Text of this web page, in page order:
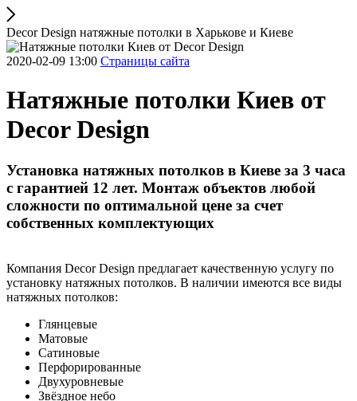
Decor Design натяжные потолки в Харькове и Киеве
2020-02-09 13:00 Страницы сайта
Натяжные потолки Киев от
Decor Design
Установка натяжных потолков в Киеве за 3 часа
с гарантией 12 лет. Монтаж объектов любой
сложности по оптимальной цене за счет
собственных комплектующих
Компания Decor Design предлагает качественную услугу по
установку натяжных потолков. В наличии имеются все виды
натяжных потолков:
Глянцевые
Матовые
Сатиновые
Перфорированные
Двухуровневые
Звёздное небо